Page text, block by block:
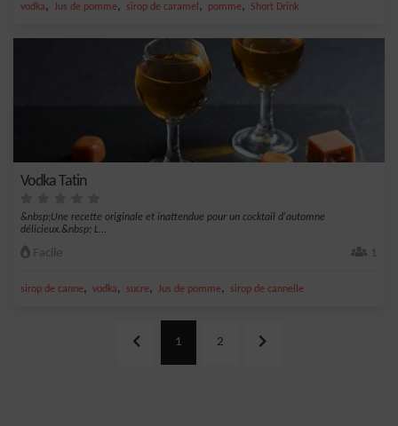
vodka, Jus de pomme, sirop de caramel , pomme, Short Drink
Vodka Tatin
&nbsp;Une recette originale et inattendue pour un cocktail d'automne
délicieux.&nbsp; L...
Facile 1
sirop de canne, vodka, sucre, Jus de pomme, sirop de cannelle
1 2